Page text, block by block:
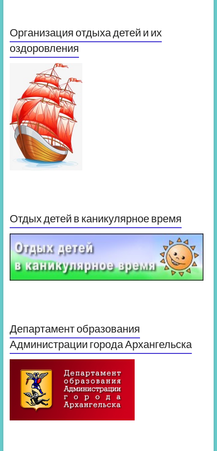
Организация отдыха детей и их
оздоровления
Отдых детей в каникулярное время
Департамент образования
Администрации города Архангельска